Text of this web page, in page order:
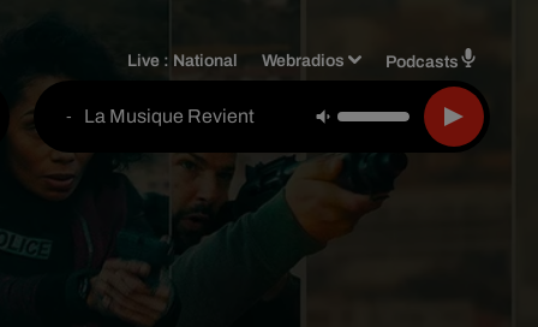
Live : National Webradios Podcasts
- La Musique Revient